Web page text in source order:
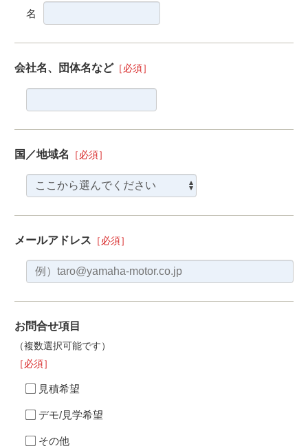
名
会社名、団体名など［必須］
国／地域名 ［必須］
メールアドレス ［必須］
お問合せ項目
（複数選択可能です）
［必須］
見積希望
デモ/見学希望
その他